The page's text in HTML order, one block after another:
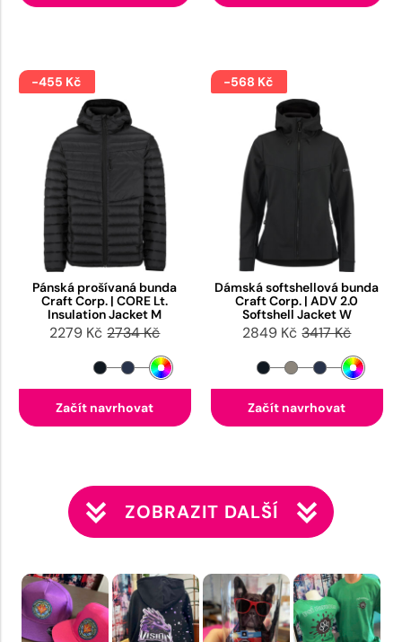
-455 Kč
Pánská prošívaná bunda
Craft Corp. | CORE Lt.
Insulation Jacket M
2279 Kč 2734 Kč
Začít navrhovat
-568 Kč
Dámská softshellová bunda
Craft Corp. | ADV 2.0
Softshell Jacket W
2849 Kč 3417 Kč
Začít navrhovat
ZOBRAZIT DALŠÍ